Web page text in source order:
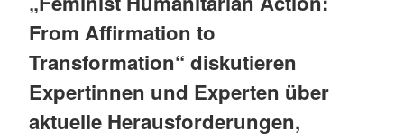
From Affirmation to
Transformation“ diskutieren
Expertinnen und Experten über
aktuelle Herausforderungen,